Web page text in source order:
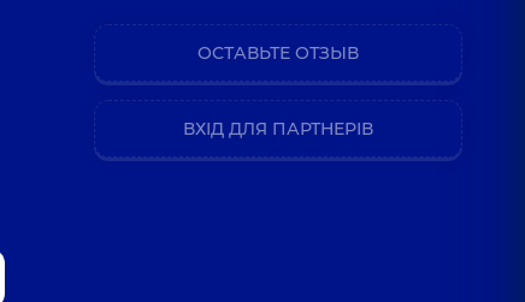
ОСТАВЬТЕ ОТЗЫВ
ВХІД ДЛЯ ПАРТНЕРІВ